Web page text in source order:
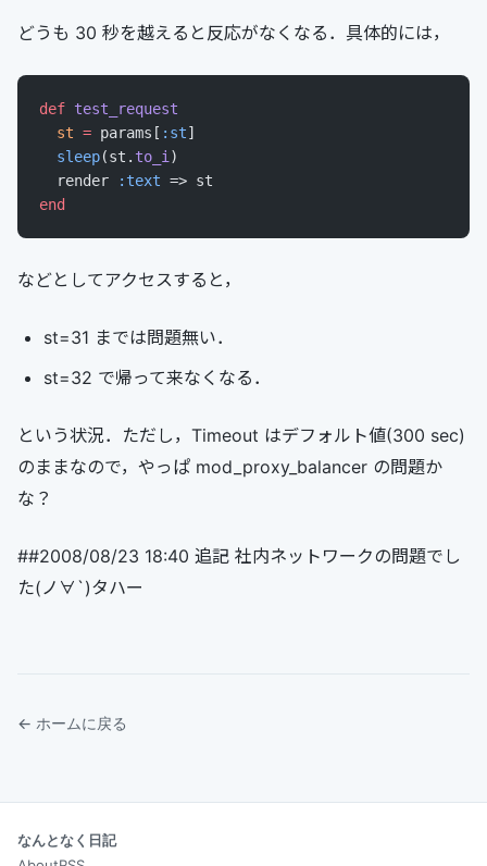
どうも 30 秒を越えると反応がなくなる．具体的には，
def test_request
  st
= params[ :st]
  sleep
(st. to_i )
  render
:text => st
end
などとしてアクセスすると，
st=31 までは問題無い．
st=32 で帰って来なくなる．
という状況．ただし，Timeout はデフォルト値(300 sec)
のままなので，やっぱ mod_proxy_balancer の問題か
な？
##2008/08/23 18:40 追記 社内ネットワークの問題でし
た(ノ∀`)タハー
← ホームに戻る
なんとなく日記